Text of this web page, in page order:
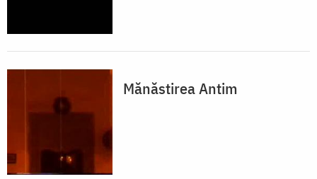
Mănăstirea Antim